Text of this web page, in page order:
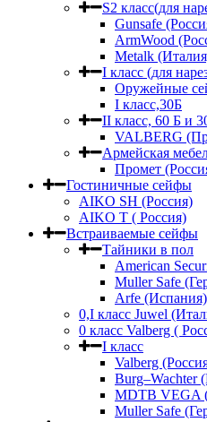
S2 класс(для
Gunsafe
ArmWood
Metalk
I класс (для
Оружейные
I класс,30Б
II класс, 60 Б и
VALBERG
Армейская
Промет
Гостиничные сейфы
AIKO SH (Россия)
AIKO Т ( Россия)
Встраиваемые сейфы
Тайники в пол
American
Muller Safe
Arfe (Испания)
0,I класс Juwel
0 класс Valberg (
I класс
Valberg
Burg–Wachter
MDTB VEGA
Muller Safe